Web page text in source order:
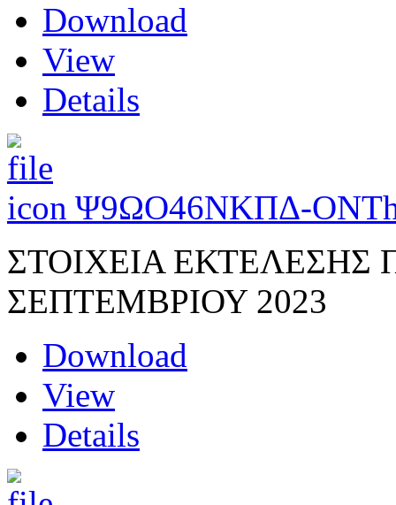
Download
View
Details
Ψ9ΩΟ46ΝΚΠΔ-ΟΝΤ
ΣΤΟΙΧΕΙΑ
ΣΕΠΤΕΜΒΡΙΟΥ 2023
Download
View
Details